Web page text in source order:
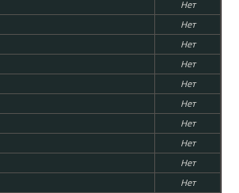
Нет
Нет
Нет
Нет
Нет
Нет
Нет
Нет
Нет
Нет